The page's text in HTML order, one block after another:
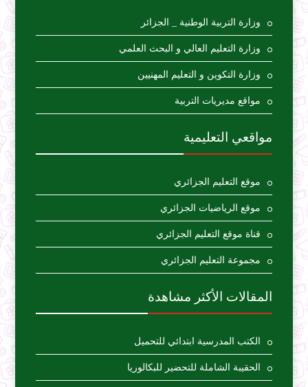
وزارة التربية الوطنية _ الجزائر
وزارة التعليم العالي و البحث العلمي
وزارة التكوين و التعليم المهنيين
مواقع مديريات التربية
مواقعي التعليمية
موقع التعليم الجزائري
موقع الرياضيات الجزائري
قناة موقع التعليم الجزائري
مجموعة التعليم الجزائري
المقالات الأكثر مشاهدة
الكتب المدرسية ابتدائي للتحميل
الحقيبة الشاملة للتحضير للبكالوريا